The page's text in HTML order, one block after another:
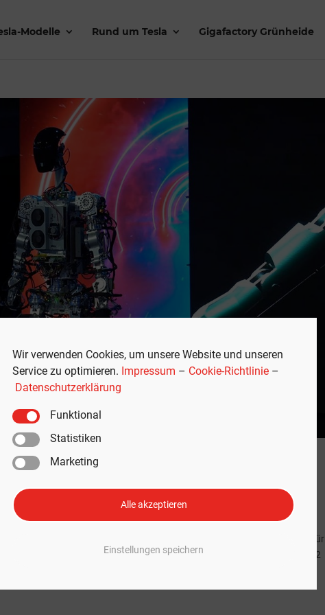
Wir verwenden Cookies, um unsere Website und unseren
Service zu optimieren. Impressum – Cookie-Richtlinie –
Datenschutzerklärung
Funktional
Statistiken
Marketing
Alle akzeptieren
Einstellungen speichern
Modelle Rund um Tesla Gigafactory Grünheide
Roboter soll für etwa 20.000
Innovationen
humanoiden Roboter Optimus vorgestellt. Laut Elon Musk soll dieser für
der Roboter kann (und was noch nicht), lesen Sie hier. Tesla AI Day 2022